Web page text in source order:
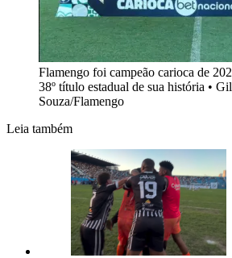
Flamengo foi campeão carioca de
38º título estadual de sua história •
Souza/Flamengo
Leia também